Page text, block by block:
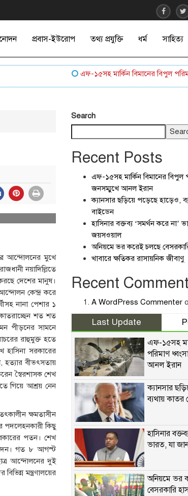
প্রবাস-ইউরোপ তথ্য প্রযুক্তি ধর্ম সাহিত্য
এফ-১৫সহ মার্কিন বিমানের বিপুল পরিমাণ
আন্দোলনের মুখে
নয়াদিল্লিতে
দেশের মানুষ।
কেন্দ্র করে
নানা পেশার ১
শত শত
পীড়নের সামনে
রাহুমুক্ত হতে
হাসিনা সরকারের
হত্যার বীভৎসতায়
স্বৈরশাসক শেখ
গিয়ে আশ্রয় নেন
ক্ষমতাসীন
পদলেহনকারী কিছু
পতন। শেখ
দেন। গত ৮ আগস্ট
আন্দোলনের দুই
মন্ত্রণালয়ের
Search
Recent Posts
এফ-১৫সহ মার্কিন বিমানের বিপুল
জনসম্মুখে আনল ইরান
ক্যানসার ছড়িয়ে পড়েছে হাড়েও,
বাইডেন
হাসিনার বক্তব্য ‘সমর্থন করে না’
জয়সওয়াল
অনিয়মে ভর করেই চলছে
খাবারে ক্ষতিকর রাসায়নিক জীবাণু
Recent
A WordPress Commenter
Last Update
এফ-১৫সহ
পরিমাণ
আনল ইরান
ক্যানসার
ব্যথায় কাতর
হাসিনার
ভারত, যা
অনিয়মে ভর
বেসরকারি